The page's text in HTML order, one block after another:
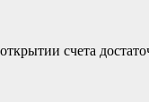
счета